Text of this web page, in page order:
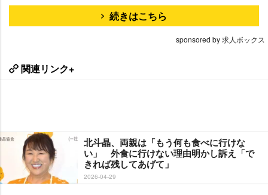
続きはこちら
sponsored by 求人ボックス
関連リンク+
北斗晶、両親は「もう何も食べに行けな
い」 外食に行けない理由明かし訴え「で
きれば残してあげて」
2026-04-29